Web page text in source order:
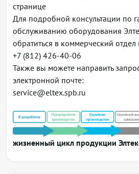
странице
Для подробной консультации по
обслуживанию оборудования
обратиться в коммерческий
+7 (812) 426-40-06
Также вы можете направить
электронной почте:
service@eltex.spb.ru
жизненный цикл продукции